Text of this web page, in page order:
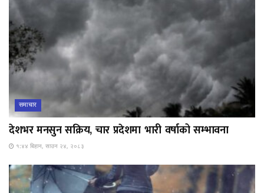
समाचार
देशभर मनसुन सक्रिय, चार प्रदेशमा भारी वर्षाको सम्भावना
१:४४ बिहान, साउन २४, २०८३